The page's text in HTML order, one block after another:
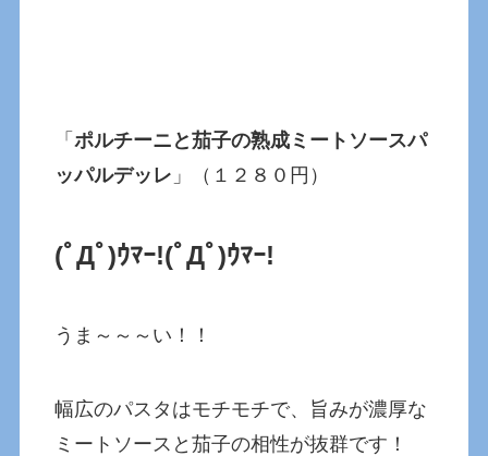
「ポルチーニと茄子の熟成ミートソースパ
ッパルデッレ 」（１２８０円）
(ﾟДﾟ)ｳﾏｰ!(ﾟДﾟ)ｳﾏｰ!
うま～～～い！！
幅広のパスタはモチモチで、旨みが濃厚な
ミートソースと茄子の相性が抜群です！